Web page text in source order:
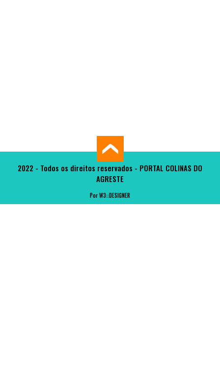
2022 - Todos os direitos reservados - PORTAL COLINAS DO
AGRESTE
Por W3::DESIGNER